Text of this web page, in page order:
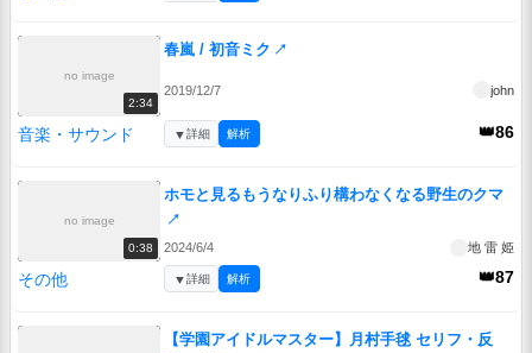
no image
2:34
春嵐 / 初音ミク ↗
2019/12/7 john
音楽・サウンド 👑86
▼詳細 解析
no image
0:38
ホモと見るもうなりふり構わなくなる野生のクマ
↗
2024/6/4 地 雷 姫
その他 👑87
▼詳細 解析
【学園アイドルマスター】月村手毬 セリフ・反